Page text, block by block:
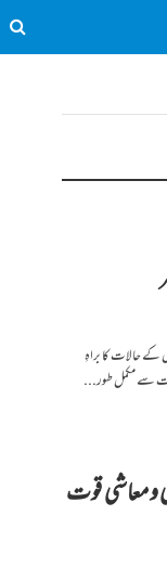
کے حالات کا براہِ
سے مکمل طور...
و معاشی قوت